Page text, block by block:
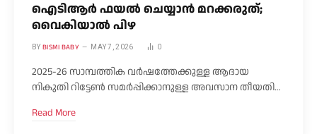
ഐടിആർ ഫയൽ ചെയ്യാൻ മറക്കരുത്;
വൈകിയാൽ പിഴ
BY BISMI BABY MAY 7, 2026 0
2025-26 സാമ്പത്തിക വർഷത്തേക്കുള്ള ആദായ
നികുതി റിട്ടേൺ സമർപ്പിക്കാനുള്ള അവസാന തീയതി…
Read More